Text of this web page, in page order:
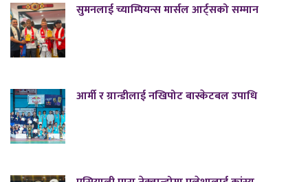
सुमनलाई च्याम्पियन्स मार्सल आर्ट्सको सम्मान
आर्मी र ग्रान्डीलाई नखिपोट बास्केटबल उपाधि